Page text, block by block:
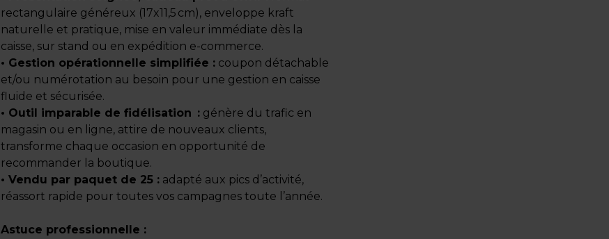
rectangulaire généreux (17x11,5 cm), enveloppe kraft
naturelle et pratique, mise en valeur immédiate dès la
caisse, sur stand ou en expédition e-commerce.
• Gestion opérationnelle simplifiée : coupon détachable
et/ou numérotation au besoin pour une gestion en caisse
fluide et sécurisée.
• Outil imparable de fidélisation : génère du trafic en
magasin ou en ligne, attire de nouveaux clients,
transforme chaque occasion en opportunité de
recommander la boutique.
• Vendu par paquet de 25 : adapté aux pics d’activité,
réassort rapide pour toutes vos campagnes toute l’année.
Astuce professionnelle :